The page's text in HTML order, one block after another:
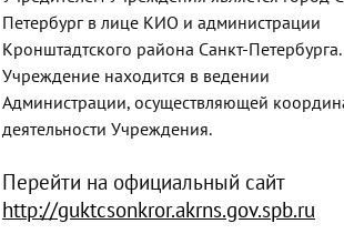
Петербург в лице КИО и администрации
Кронштадтского района Санкт-Петербурга.
Учреждение находится в ведении
Администрации, осуществляющей
деятельности Учреждения.
Перейти на официальный сайт
http://guktcsonkror.akrns.gov.spb.ru